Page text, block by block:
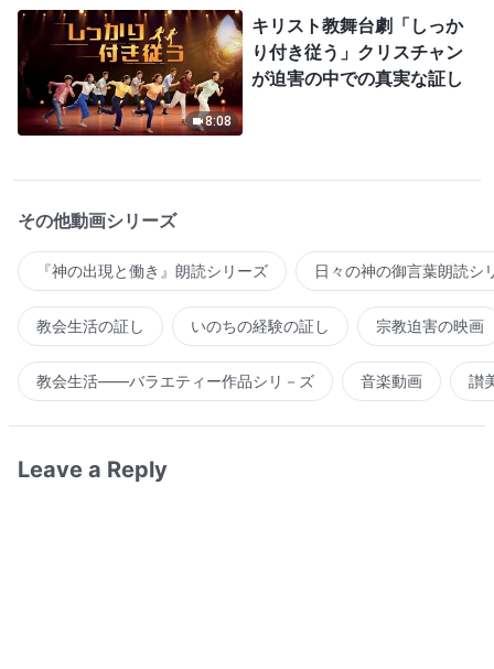
8:08
キリスト教舞台劇「しっか
り付き従う」クリスチャン
が迫害の中での真実な証し
その他動画シリーズ
『神の出現と働き』朗読シリーズ 日々の神の御言葉朗読シ
教会生活の証し いのちの経験の証し 宗教迫害の映画
教会生活――バラエティー作品シリ－ズ 音楽動画 讃
Leave a Reply